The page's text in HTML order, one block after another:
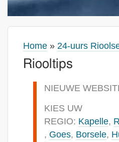
Home » 24-uurs
Riooltips
NIEUWE
KIES UW
REGIO: Kapelle,
, Goes, Borsele,